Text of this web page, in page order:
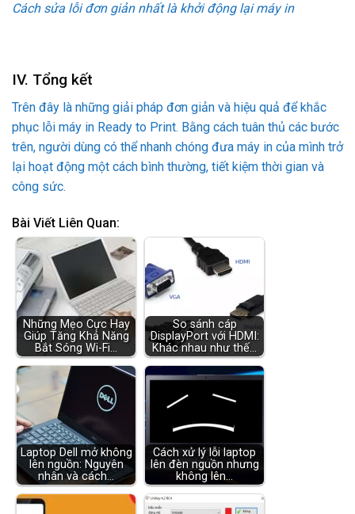
Cách sửa lỗi đơn giản nhất là khởi động lại máy in
IV. Tổng kết
Trên đây là những giải pháp đơn giản và hiệu quả để khắc
phục lỗi máy in Ready to Print. Bằng cách tuân thủ các bước
trên, người dùng có thể nhanh chóng đưa máy in của mình trở
lại hoạt động một cách bình thường, tiết kiệm thời gian và
công sức.
Bài Viết Liên Quan:
Những Mẹo Cực Hay
Giúp Tăng Khả Năng
Bắt Sóng Wi-Fi…
So sánh cáp
DisplayPort với HDMI:
Khác nhau như thế…
Laptop Dell mở không
lên nguồn: Nguyên
nhân và cách…
Cách xử lý lỗi laptop
lên đèn nguồn nhưng
không lên…